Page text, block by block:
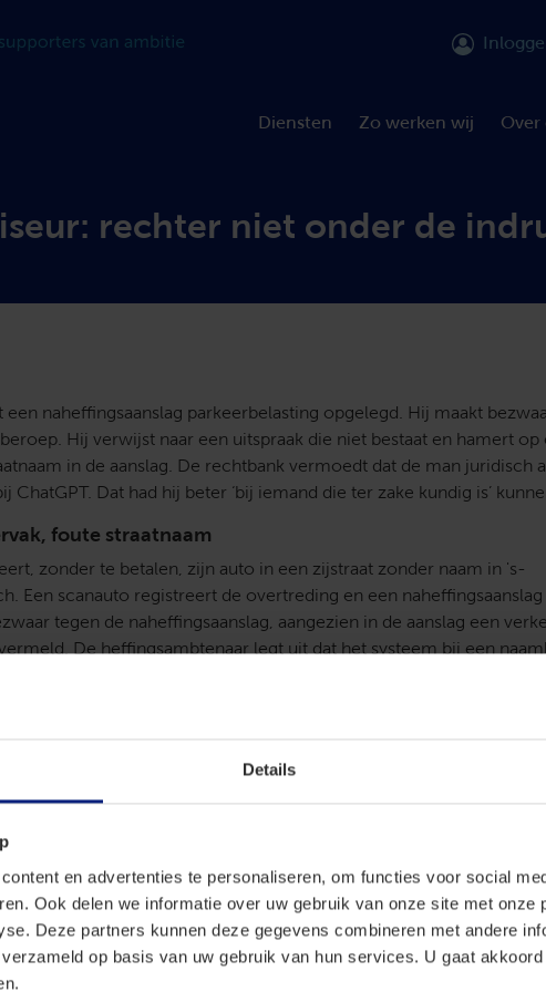
Details
en advertenties te personaliseren, om functies voor social
Ook delen we informatie over uw gebruik van onze site met onze
Deze partners kunnen deze gegevens combineren met andere
op basis van uw gebruik van hun services. U gaat
Diensten Zo werken wij Over
rechter niet onder de
een naheffingsaanslag parkeerbelasting opgelegd. Hij maakt
Hij verwijst naar een uitspraak die niet bestaat en hamert op
in de aanslag. De rechtbank vermoedt dat de man juridisch
ChatGPT. Dat had hij beter ‘bij iemand die ter zake kundig is’
foute straatnaam
zonder te betalen, zijn auto in een zijstraat zonder naam in 's-
Een scanauto registreert de overtreding en een
tegen de naheffingsaanslag, aangezien in de aanslag een
De heffingsambtenaar legt uit dat het systeem bij een
dichtstbijzijnde straat met een naam selecteert. De man laat het
AI
de indruk dat de man juridisch advies heeft ingewonnen bij
AI. Een sterke aanwijzing hiervoor is dat de man verwijst naar
een niet-gepubliceerde uitspraak van 20 juli 2022 in een civiele
Amsterdam geen uitspraak van 18 augustus 2022 gepubliceerd
gaat. De rechtbank overweegt dat generatieve AI regelmatig
van rechtspraak. Had de man een deskundige geraadpleegd, dan